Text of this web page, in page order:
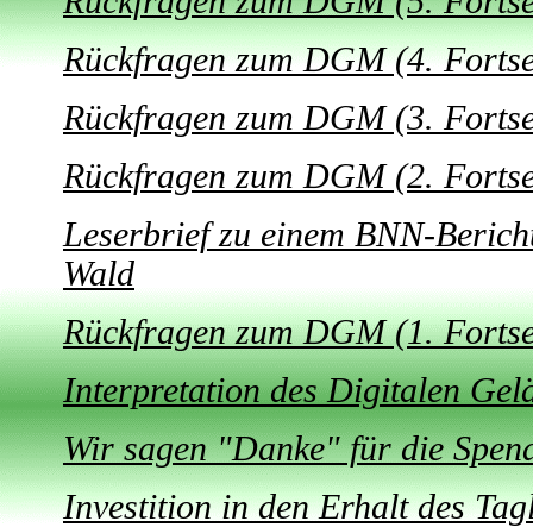
Rückfragen zum DGM (4.
Rückfragen zum DGM (3.
Rückfragen zum DGM (2.
Leserbrief zu einem BNN-
Wald
Rückfragen zum DGM (1.
Interpretation des Digitalen
Wir sagen "Danke" für die
Investition in den Erhalt des